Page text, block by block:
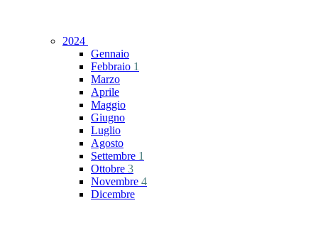
2024
Gennaio
Febbraio 1
Marzo
Aprile
Maggio
Giugno
Luglio
Agosto
Settembre 1
Ottobre 3
Novembre 4
Dicembre